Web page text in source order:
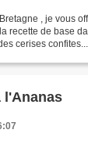
, je vous
recette de base
cerises
l'Ananas